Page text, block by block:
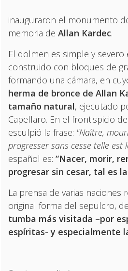
inauguraron el monumento
memoria deAllan Kardec.
El dolmen es simple y severo
construido con bloques de
formando una cámara, en
herma de bronce de Allan
tamaño natural, ejecutado
Capellaro. En el frontispicio
esculpió la frase: "Naître,
progresser sans cesse telle est
español es:“Nacer, morir,
progresar sin cesar, tal es
La prensa de varias naciones
original forma del sepulcro,
tumba más visitada –por
espíritas- y especialmente